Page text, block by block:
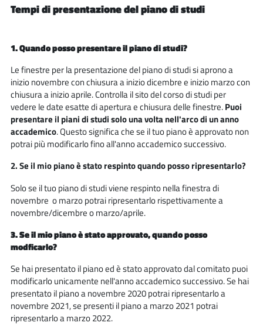
Tempi di presentazione del piano di studi
1. Quando posso presentare il piano di studi?
Le finestre per la presentazione del piano di studi si aprono a
inizio novembre con chiusura a inizio dicembre e inizio marzo con
chiusura a inizio aprile. Controlla il sito del corso di studi per
vedere le date esatte di apertura e chiusura delle finestre.Puoi
presentare il piani di studi solo una volta nell'arco di un anno
accademico. Questo significa che se il tuo piano è approvato non
potrai più modificarlo fino all'anno accademico successivo.
2. Se il mio piano è stato respinto quando posso ripresentarlo?
Solo se il tuo piano di studi viene respinto nella finestra di
novembre o marzo potrai ripresentarlo rispettivamente a
novembre/dicembre o marzo/aprile.
3. Se il mio piano è stato approvato, quando posso
modficarlo?
Se hai presentato il piano ed è stato approvato dal comitato puoi
modificarlo unicamente nell'anno accademico successivo. Se hai
presentato il piano a novembre 2020 potrai ripresentarlo a
novembre 2021, se presenti il piano a marzo 2021 potrai
ripresentarlo a marzo 2022.